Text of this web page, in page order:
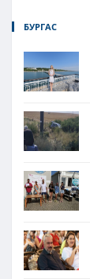
БУРГАС